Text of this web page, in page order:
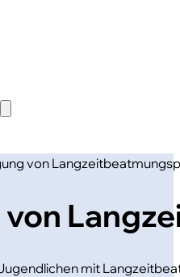
von
mit